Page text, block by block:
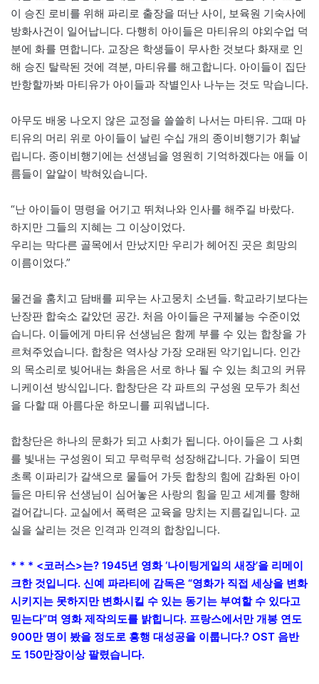
이 승진 로비를 위해 파리로 출장을 떠난 사이, 보육원 기숙사에
방화사건이 일어납니다. 다행히 아이들은 마티유의 야외수업 덕
분에 화를 면합니다. 교장은 학생들이 무사한 것보다 화재로 인
해 승진 탈락된 것에 격분, 마티유를 해고합니다. 아이들이 집단
반항할까봐 마티유가 아이들과 작별인사 나누는 것도 막습니다.
아무도 배웅 나오지 않은 교정을 쓸쓸히 나서는 마티유. 그때 마
티유의 머리 위로 아이들이 날린 수십 개의 종이비행기가 휘날
립니다. 종이비행기에는 선생님을 영원히 기억하겠다는 애들 이
름들이 알알이 박혀있습니다.
“난 아이들이 명령을 어기고 뛰쳐나와 인사를 해주길 바랐다.
하지만 그들의 지혜는 그 이상이었다.
우리는 막다른 골목에서 만났지만 우리가 헤어진 곳은 희망의
이름이었다.”
물건을 훔치고 담배를 피우는 사고뭉치 소년들. 학교라기보다는
난장판 합숙소 같았던 공간. 처음 아이들은 구제불능 수준이었
습니다. 이들에게 마티유 선생님은 함께 부를 수 있는 합창을 가
르쳐주었습니다. 합창은 역사상 가장 오래된 악기입니다. 인간
의 목소리로 빚어내는 화음은 서로 하나 될 수 있는 최고의 커뮤
니케이션 방식입니다. 합창단은 각 파트의 구성원 모두가 최선
을 다할 때 아름다운 하모니를 피워냅니다.
합창단은 하나의 문화가 되고 사회가 됩니다. 아이들은 그 사회
를 빛내는 구성원이 되고 무럭무럭 성장해갑니다. 가을이 되면
초록 이파리가 갈색으로 물들어 가듯 합창의 힘에 감화된 아이
들은 마티유 선생님이 심어놓은 사랑의 힘을 믿고 세계를 향해
걸어갑니다. 교실에서 폭력은 교육을 망치는 지름길입니다. 교
실을 살리는 것은 인격과 인격의 합창입니다.
* * * <코러스>는? 1945년 영화 ‘나이팅게일의 새장’을 리메이
크한 것입니다. 신예 파라티에 감독은 “영화가 직접 세상을 변화
시키지는 못하지만 변화시킬 수 있는 동기는 부여할 수 있다고
믿는다”며 영화 제작의도를 밝힙니다. 프랑스에서만 개봉 연도
900만 명이 봤을 정도로 흥행 대성공을 이룹니다.? OST 음반
도 150만장이상 팔렸습니다.